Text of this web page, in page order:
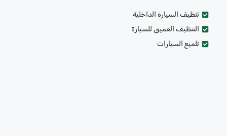
تنظيف السيارة الداخلية
التنظيف العميق للسيارة
تلميع السيارات